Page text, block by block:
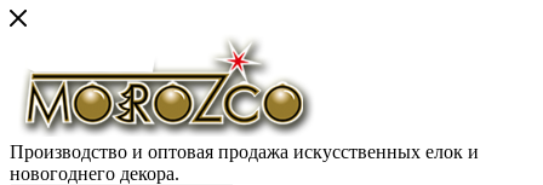
Производство и оптовая продажа искусственных елок и
новогоднего декора.